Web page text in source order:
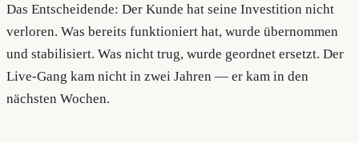
Das Entscheidende: Der Kunde hat seine Investition nicht
verloren. Was bereits funktioniert hat, wurde übernommen
und stabilisiert. Was nicht trug, wurde geordnet ersetzt. Der
Live-Gang kam nicht in zwei Jahren — er kam in den
nächsten Wochen.